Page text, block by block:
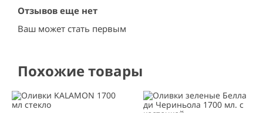
Отзывов еще нет
Ваш может стать первым
Похожие товары